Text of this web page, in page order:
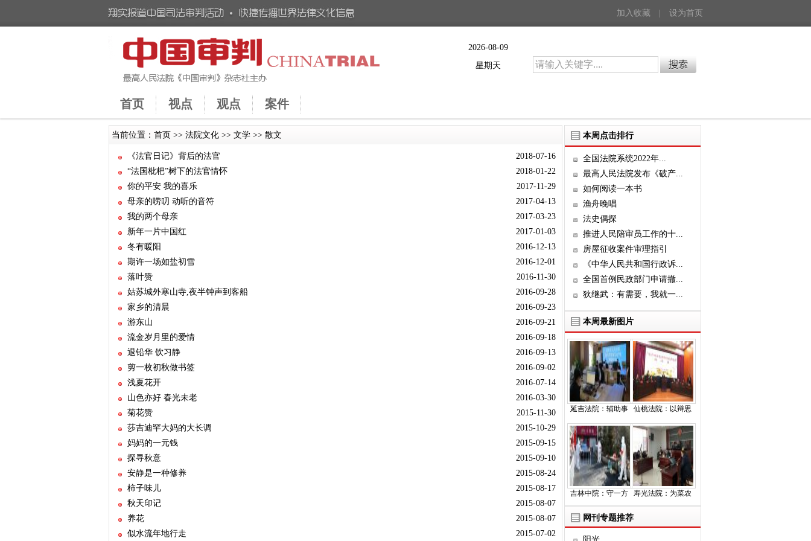
加入收藏 设为首页
2026-08-09
星期天
首页 视点 观点 案件
当前位置： 首页 >> 法院文化 >> 文学 >> 散文
2018-07-16
《法官日记》背后的法官
2018-01-22
“法国枇杷”树下的法官情怀
2017-11-29
你的平安 我的喜乐
2017-04-13
母亲的唠叨 动听的音符
2017-03-23
我的两个母亲
2017-01-03
新年一片中国红
2016-12-13
冬有暖阳
2016-12-01
期许一场如盐初雪
2016-11-30
落叶赞
2016-09-28
姑苏城外寒山寺,夜半钟声到客船
2016-09-23
家乡的清晨
2016-09-21
游东山
2016-09-18
流金岁月里的爱情
2016-09-13
退铅华 饮习静
2016-09-02
剪一枚初秋做书签
2016-07-14
浅夏花开
2016-03-30
山色亦好 春光未老
2015-11-30
菊花赞
2015-10-29
莎吉迪罕大妈的大长调
2015-09-15
妈妈的一元钱
2015-09-10
探寻秋意
2015-08-24
安静是一种修养
2015-08-17
柿子味儿
2015-08-07
秋天印记
2015-08-07
养花
2015-07-02
似水流年地行走
本周点击排行
全国法院系统2022年...
最高人民法院发布《破产...
如何阅读一本书
渔舟晚唱
法史偶探
推进人民陪审员工作的十...
房屋征收案件审理指引
《中华人民共和国行政诉...
全国首例民政部门申请撤...
狄继武：有需要，我就一...
本周最新图片
延吉法院：辅助事 仙桃法院：以辩思
吉林中院：守一方 寿光法院：为菜农
网刊专题推荐